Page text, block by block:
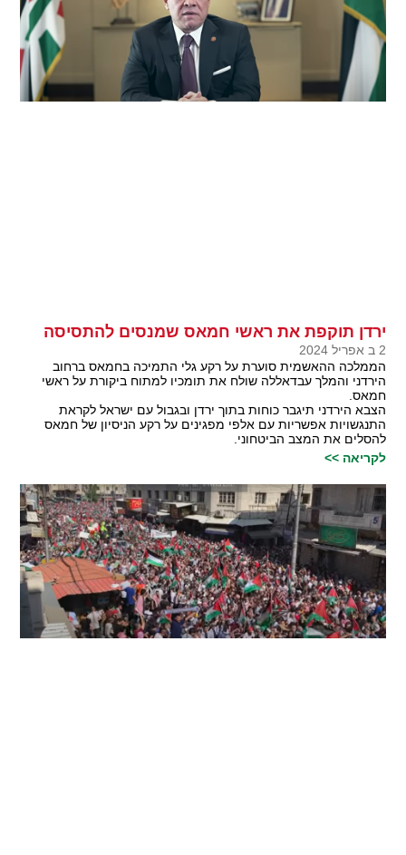
ירדן תוקפת את ראשי חמאס שמנסים להתסיסה
2 ב אפריל 2024
הממלכה ההאשמית סוערת על רקע גלי התמיכה בחמאס ברחוב
הירדני והמלך עבדאללה שולח את תומכיו למתוח ביקורת על ראשי
חמאס.
הצבא הירדני תיגבר כוחות בתוך ירדן ובגבול עם ישראל לקראת
התנגשויות אפשריות עם אלפי מפגינים על רקע הניסיון של חמאס
להסלים את המצב הביטחוני.
לקריאה >>